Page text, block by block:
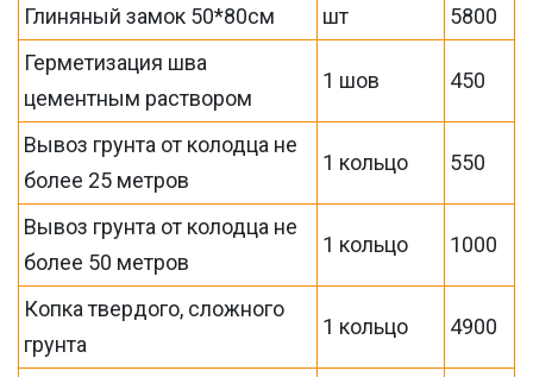
Глиняный замок 50*80см шт
5800
Герметизация шва
цементным раствором
1 шов 450
Вывоз грунта от колодца не
более 25 метров
1 кольцо 550
Вывоз грунта от колодца не
более 50 метров
1 кольцо 1000
Копка твердого, сложного
грунта
1 кольцо 4900